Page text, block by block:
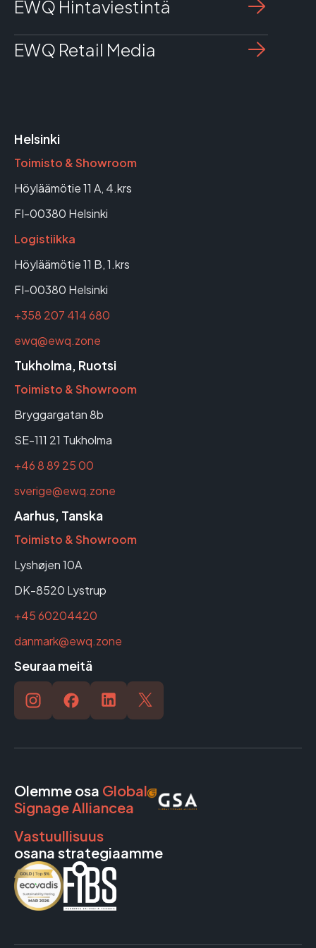
EWQ Hintaviestintä
EWQ Retail Media
Helsinki
Toimisto & Showroom
Höyläämötie 11 A, 4.krs
FI-00380 Helsinki
Logistiikka
Höyläämötie 11 B, 1.krs
FI-00380 Helsinki
+358 207 414 680
ewq@ewq.zone
Tukholma, Ruotsi
Toimisto & Showroom
Bryggargatan 8b
SE-111 21 Tukholma
+46 8 89 25 00
sverige@ewq.zone
Aarhus, Tanska
Toimisto & Showroom
Lyshøjen 10A
DK-8520 Lystrup
+45 60204420
danmark@ewq.zone
Seuraa meitä
Olemme osa Global
Signage Alliancea
Vastuullisuus
osana strategiaamme